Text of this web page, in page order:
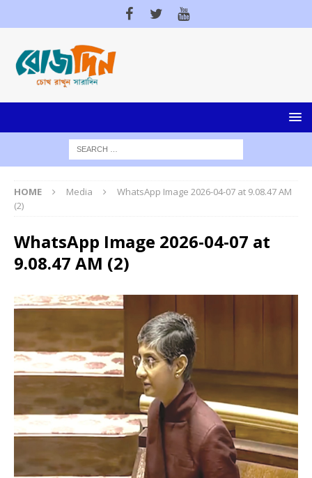
HOME Media
WhatsApp Image 2026-04-07 at 9.08.47 AM
(2)
WhatsApp Image 2026-04-07 at
9.08.47 AM (2)